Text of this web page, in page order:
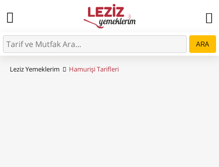
ARA
Leziz Yemeklerim Hamurişi Tarifleri